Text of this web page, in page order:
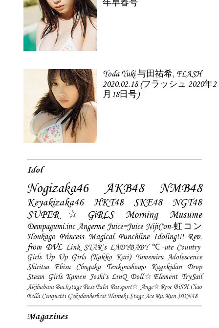
年早春号
Yoda Yuki 与田祐希, FLASH
2020.02.18 (フラッシュ 2020年2
月18日号)
Idol
Nogizaka46 AKB48 NMB48
Keyakizaka46 HKT48 SKE48
NGT48
SUPER☆GiRLS
Morning Musume
Dempagumi.inc Angerme Juice=Juice NijiCon-虹コン
Houkago Princess Magical Punchline Idoling!!! Rev.
from DVL Link STAR`s LADYBABY ℃-ute Country
Girls Up Up Girls (Kakko Kari) Yumemiru Adolescence
Shiritsu Ebisu Chugaku
Tenkoushoujo Kagekidan
Drop
Steam Girls Kamen Joshi's LinQ Doll☆Element TrySail
Akihabara Backstage Pass Palet Passport☆ Ange☆Reve BiSH Ciao
Bella Cinquetti Gekidanherbest Haraeki Stage Ace Ru:Run SDN48
Magazines